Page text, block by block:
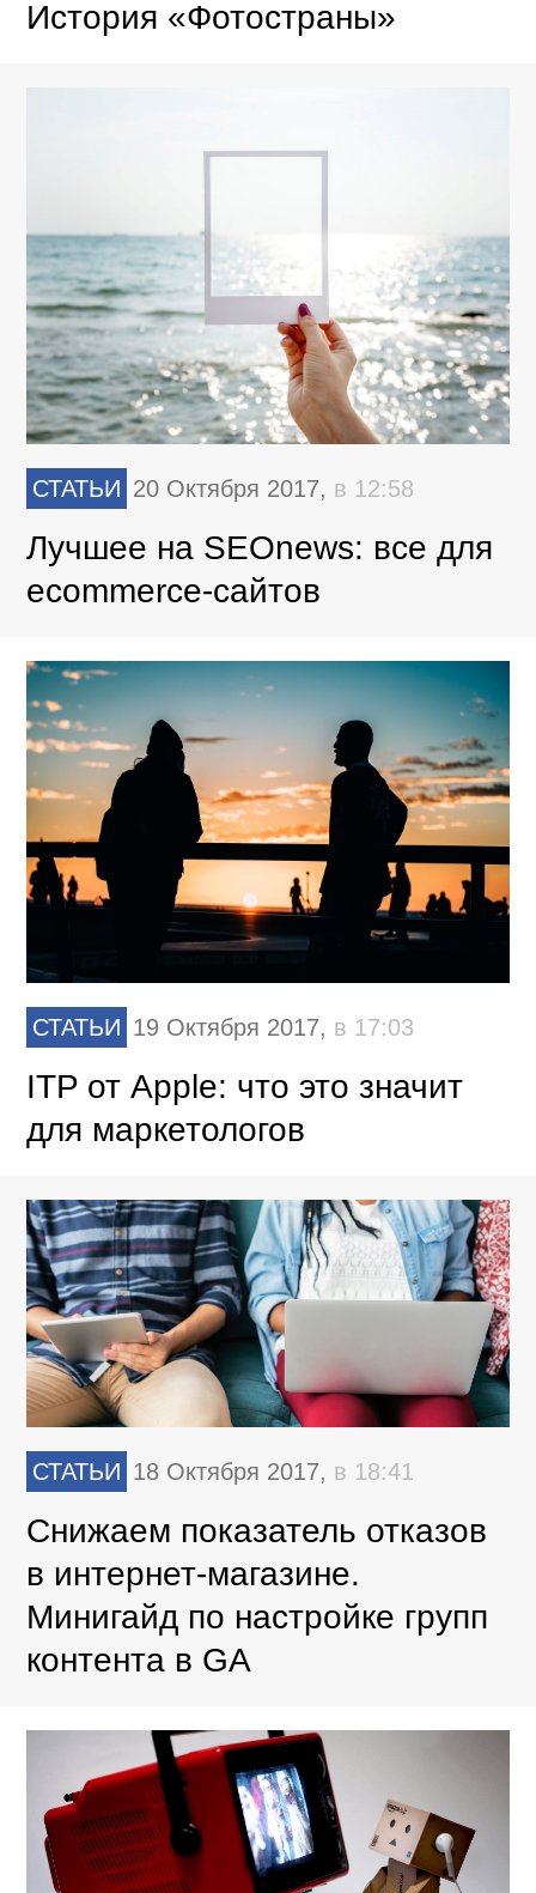
История «Фотостраны»
СТАТЬИ 20 Октября 2017, в 12:58
Лучшее на SEOnews: все для
ecommerce-сайтов
СТАТЬИ 19 Октября 2017, в 17:03
ITP от Apple: что это значит
для маркетологов
СТАТЬИ 18 Октября 2017, в 18:41
Снижаем показатель отказов
в интернет-магазине.
Минигайд по настройке групп
контента в GA